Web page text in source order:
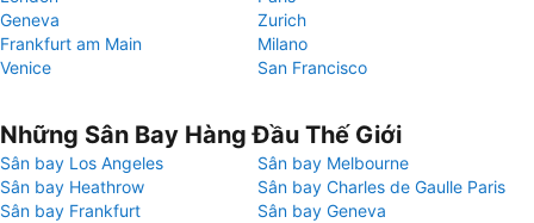
Geneva
Zurich
Frankfurt am Main
Milano
Venice
San Francisco
Những Sân Bay Hàng Đầu Thế Giới
Sân bay Los Angeles
Sân bay Melbourne
Sân bay Heathrow
Sân bay Charles de Gaulle Paris
Sân bay Frankfurt
Sân bay Geneva